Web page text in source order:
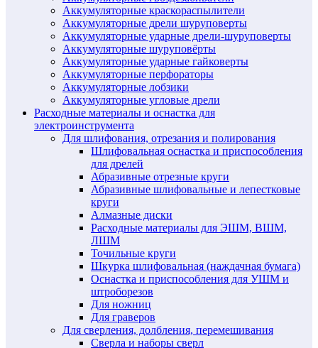
Аккумуляторные краскораспылители
Аккумуляторные дрели шуруповерты
Аккумуляторные ударные дрели-шуруповерты
Аккумуляторные шуруповёрты
Аккумуляторные ударные гайковерты
Аккумуляторные перфораторы
Аккумуляторные лобзики
Аккумуляторные угловые дрели
Расходные материалы и оснастка для
электроинструмента
Для шлифования, отрезания и полирования
Шлифовальная оснастка и приспособления
для дрелей
Абразивные отрезные круги
Абразивные шлифовальные и лепестковые
круги
Алмазные диски
Расходные материалы для ЭШМ, ВШМ,
ЛШМ
Точильные круги
Шкурка шлифовальная (наждачная бумага)
Оснастка и приспособления для УШМ и
штроборезов
Для ножниц
Для граверов
Для сверления, долбления, перемешивания
Сверла и наборы сверл